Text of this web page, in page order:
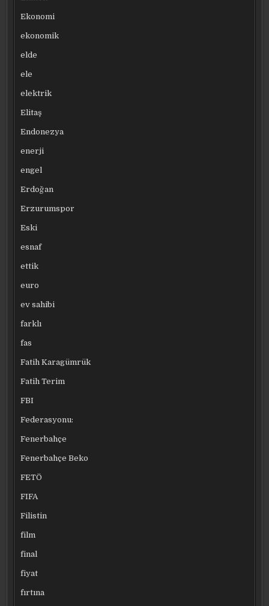
Ekonomi
ekonomik
elde
ele
elektrik
Elitaş
Endonezya
enerji
engel
Erdoğan
Erzurumspor
Eski
esnaf
ettik
euro
ev sahibi
farklı
fas
Fatih Karagümrük
Fatih Terim
FBI
Federasyonu:
Fenerbahçe
Fenerbahçe Beko
FETÖ
FIFA
Filistin
film
final
fiyat
fırtına